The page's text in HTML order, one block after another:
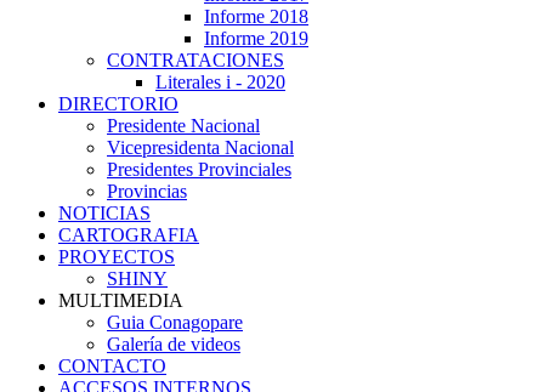
Informe 2018
Informe 2019
CONTRATACIONES
Literales i - 2020
DIRECTORIO
Presidente Nacional
Vicepresidenta Nacional
Presidentes Provinciales
Provincias
NOTICIAS
CARTOGRAFIA
PROYECTOS
SHINY
MULTIMEDIA
Guia Conagopare
Galería de videos
CONTACTO
ACCESOS INTERNOS